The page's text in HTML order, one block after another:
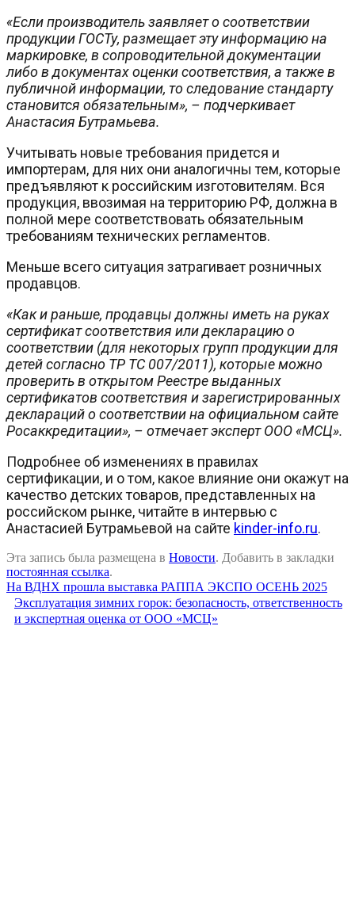
«Если производитель заявляет о соответствии
продукции ГОСТу, размещает эту информацию на
маркировке, в сопроводительной документации
либо в документах оценки соответствия, а также в
публичной информации, то следование стандарту
становится обязательным», – подчеркивает
Анастасия Бутрамьева.
Учитывать новые требования придется и
импортерам, для них они аналогичны тем, которые
предъявляют к российским изготовителям. Вся
продукция, ввозимая на территорию РФ, должна в
полной мере соответствовать обязательным
требованиям технических регламентов.
Меньше всего ситуация затрагивает розничных
продавцов.
«Как и раньше, продавцы должны иметь на руках
сертификат соответствия или декларацию о
соответствии (для некоторых групп продукции для
детей согласно ТР ТС 007/2011), которые можно
проверить в открытом Реестре выданных
сертификатов соответствия и зарегистрированных
деклараций о соответствии на официальном сайте
Росаккредитации», – отмечает эксперт ООО «МСЦ».
Подробнее об изменениях в правилах
сертификации, и о том, какое влияние они окажут на
качество детских товаров, представленных на
российском рынке, читайте в интервью с
Анастасией Бутрамьевой на сайте kinder-info.ru.
Эта запись была размещена в Новости. Добавить в закладки
постоянная ссылка.
На ВДНХ прошла выставка РАППА ЭКСПО ОСЕНЬ 2025
Эксплуатация зимних горок: безопасность, ответственность
и экспертная оценка от ООО «МСЦ»